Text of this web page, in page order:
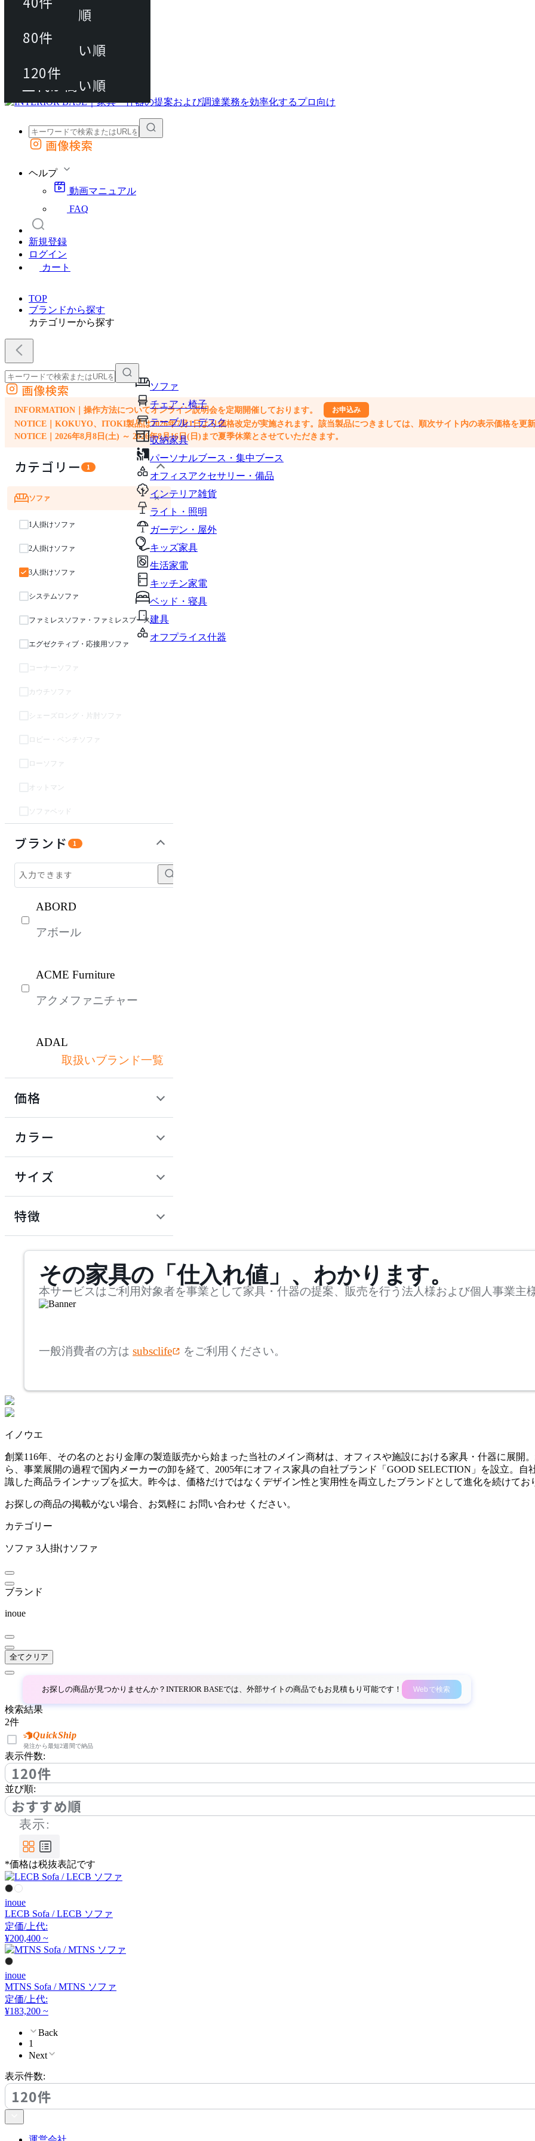
動画マニュアル
FAQ
カート
外部サイトの商品をカートに追加
画像検索
ヘルプ
動画マニュアル
FAQ
新規登録
ログイン
カート
TOP
ブランドから探す
カテゴリーから探す
ソファ
チェア・椅子
テーブル・デスク
収納家具
パーソナルブース・集中ブース
オフィスアクセサリー・備品
インテリア雑貨
ライト・照明
ガーデン・屋外
キッズ家具
生活家電
キッチン家電
ベッド・寝具
建具
オフプライス什器
外部サイトの商品をカートに追加
他のサイトで見つけた商品ページのURLを貼り付けて、カートに追加できます
画像検索
INFORMATION｜操作方法についてオンライン説明会を定期開催しております。 お申込み
NOTICE｜KOKUYO、ITOKI製品は2026年7月1日より価格改定が実施されます。該当製品につきましては、順次サイト内の表示価格を更新
NOTICE｜2026年8月8日(土) ～ 2026年8月16日(日)まで夏季休業とさせていただきます。
カテゴリー 1
ソファ ×
1人掛けソファ
2人掛けソファ
3人掛けソファ
システムソファ
ファミレスソファ・ファミレスブース
エグゼクティブ・応接用ソファ
コーナーソファ
カウチソファ
シェーズロング・片肘ソファ
ロビー・ベンチソファ
ローソファ
オットマン
ソファベッド
ブランド 1
ABORD
アボール
ACME Furniture
アクメファニチャー
ADAL
アダル
アダルトータルインテリ
ADRS
アリアケ
AZUMAYA
アズマヤ
ボーコンセプト
by interiors
CARBON STOCK FURNI
TURE
チャー
FURNITURE SUPPLY
コンプレックスユニバー
サルファニチャーサプラ
イ
カンディハウス
CRUSH CRASH PROJECT
クラッシュクラッシュプ
DULTON
ダルトン
EDDA
エッダ
EMKO
エムコ
取扱いブランド一覧
価格
カラー
サイズ
mm
検索
~
~
mm
特徴
その家具の「仕入れ値」、わかります。
本サービスはご利用対象者を事業として家具・什器の提案、販売を行う法人様および個人事業主
一般消費者の方は subsclife をご利用ください。
イノウエ
創業116年、その名のとおり金庫の製造販売から始まった当社のメイン商材は、オフィスや施設における家具・什器に展開
ら、事業展開の過程で国内メーカーの卸を経て、2005年にオフィス家具の自社ブランド「GOOD SELECTION」を設立。
識した商品ラインナップを拡大。昨今は、価格だけではなくデザイン性と実用性を両立したブランドとして進化を続けてお
お探しの商品の掲載がない場合、お気軽に お問い合わせ ください。
カテゴリー
ソファ 3人掛けソファ
ブランド
inoue
全てクリア
お探しの商品が見つかりませんか？INTERIOR BASEでは、外部サイトの商品でもお見積もり可能です！ Webで検索
検索結果
2件
QuickShip
発注から最短2週間で納品
表示件数:
120件
80件
120件
並び順:
おすすめ順
おすすめ順
上代が安い順
上代が高い順
表示:
*価格は税抜表記です
inoue
LECB Sofa / LECB ソファ
定価/上代:
¥200,400 ~
inoue
MTNS Sofa / MTNS ソファ
定価/上代:
¥183,200 ~
Back
1
Next
表示件数:
120件
80件
120件